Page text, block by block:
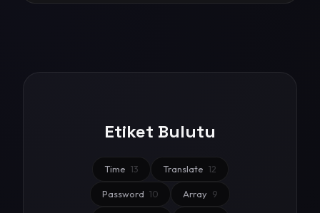
Etiket Bulutu
Time 13 Translate 12
Password 10 Array 9